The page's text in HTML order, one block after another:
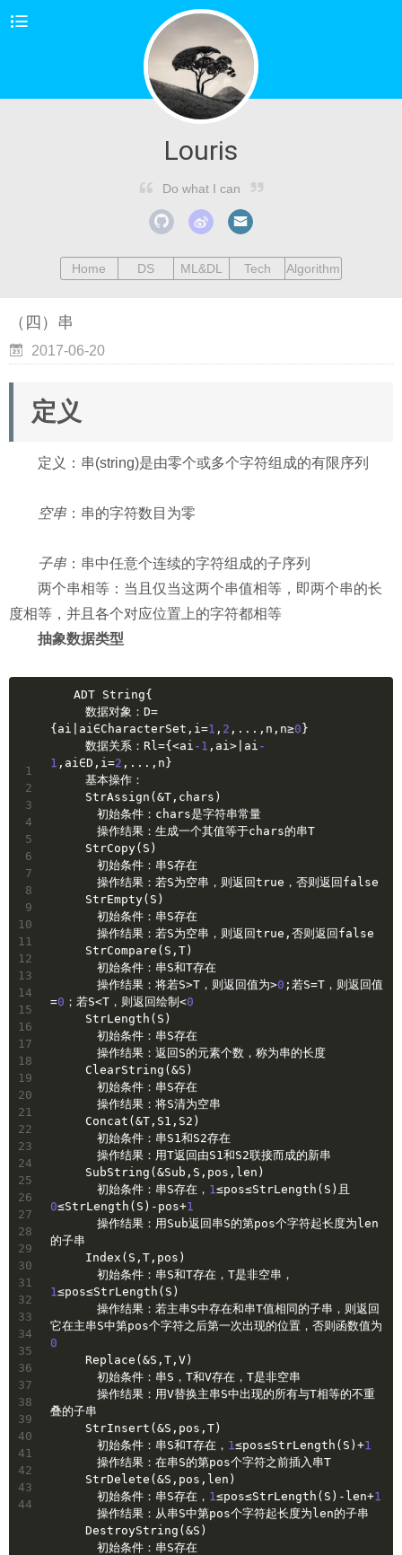
Louris
Do what I can
Home DS ML&DL Tech Algorithm
（四）串
2017-06-20
定义
定义：串(string)是由零个或多个字符组成的有限序列
空串 ：串的字符数目为零
子串 ：串中任意个连续的字符组成的子序列
两个串相等：当且仅当这两个串值相等，即两个串的长
度相等，并且各个对应位置上的字符都相等
抽象数据类型
1
2
3
4
5
6
7
8
9
10
11
12
13
14
15
16
17
18
19
20
21
22
23
24
25
26
27
28
29
30
31
32
33
34
35
36
37
38
39
40
41
42
43
44
ADT String{
数据对象：D=
{ai|ai∈CharacterSet,i=1 , 2 ,...,n,n≥0 }
数据关系：Rl={<ai -1 ,ai>|ai -
1 ,ai∈D,i=2 ,...,n}
基本操作：
StrAssign(&T,chars)
初始条件：chars是字符串常量
操作结果：生成一个其值等于chars的串T
StrCopy(S)
初始条件：串S存在
操作结果：若S为空串，则返回true ，否则返回 false
StrEmpty(S)
初始条件：串S存在
操作结果：若S为空串，则返回true ,否则返回 false
StrCompare(S,T)
初始条件：串S和T存在
操作结果：将若S>T，则返回值为>0 ;若S=T，则返回值
=0 ；若S<T，则返回绘制<0
StrLength(S)
初始条件：串S存在
操作结果：返回S的元素个数，称为串的长度
ClearString(&S)
初始条件：串S存在
操作结果：将S清为空串
Concat(&T,S1,S2)
初始条件：串S1和S2存在
操作结果：用T返回由S1和S2联接而成的新串
SubString(&Sub,S,pos,len)
初始条件：串S存在， 1≤pos≤StrLength(S)且
0≤StrLength(S)-pos+1
操作结果：用Sub返回串S的第pos个字符起长度为len
的子串
Index(S,T,pos)
初始条件：串S和T存在，T是非空串，
1≤pos≤StrLength(S)
操作结果：若主串S中存在和串T值相同的子串，则返回
它在主串S中第pos个字符之后第一次出现的位置，否则函数值为
0
Replace(&S,T,V)
初始条件：串S，T和V存在，T是非空串
操作结果：用V替换主串S中出现的所有与T相等的不重
叠的子串
StrInsert(&S,pos,T)
初始条件：串S和T存在， 1≤pos≤StrLength(S)+1
操作结果：在串S的第pos个字符之前插入串T
StrDelete(&S,pos,len)
初始条件：串S存在， 1≤pos≤StrLength(S)-len+1
操作结果：从串S中第pos个字符起长度为len的子串
DestroyString(&S)
初始条件：串S存在